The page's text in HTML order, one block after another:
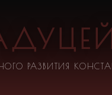
РАЗВИТИЯ